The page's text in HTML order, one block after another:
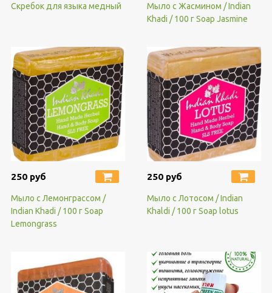
Скребок для языка медный
Мыло с Жасмином / Indian
Khadi / 100 г Soap Jasmine
250 руб
Мыло с Лемонграссом /
Indian Khadi / 100 г Soap
Lemongrass
250 руб
Мыло с Лотосом / Indian
Khaldi / 100 г Soap lotus